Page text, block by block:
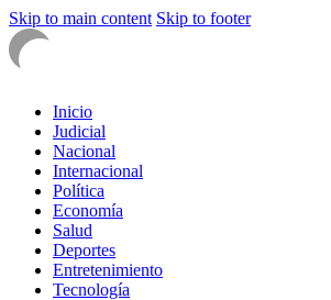
Skip to main content Skip to footer
Inicio
Judicial
Nacional
Internacional
Política
Economía
Salud
Deportes
Entretenimiento
Tecnología